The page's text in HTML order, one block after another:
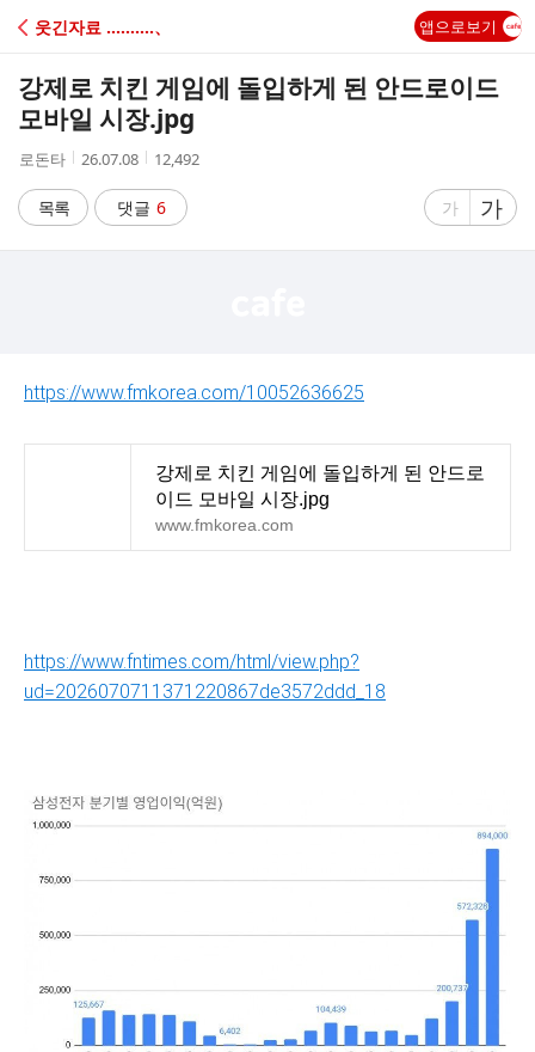
C
A
웃긴자료 ‥‥‥‥‥、 앱으로보기
강제로 치킨 게임에 돌입하게 된 안드로이드
모바일 시장.jpg
작
자
로돈타
작
시
간
26.07.08
조
수
12,492
목록 댓글 6
글
가
글
자
가
https://www.fmkorea.com/10052636625
강제로 치킨 게임에 돌입하게 된 안드로
이드 모바일 시장.jpg
www.fmkorea.com
https://www.fntimes.com/html/view.php?
ud=2026070711371220867de3572ddd_18